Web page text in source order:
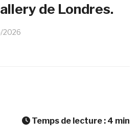
de Londres.
2026
Temps de lecture : 4 min